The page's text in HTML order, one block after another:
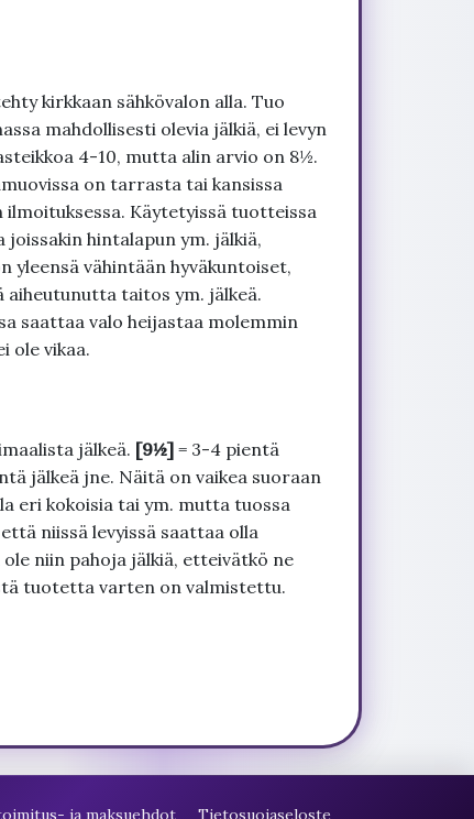
kirkkaan sähkövalon alla. Tuo
mahdollisesti olevia jälkiä, ei levyn
4-10, mutta alin arvio on 8½.
on tarrasta tai kansissa
Käytetyissä tuotteissa
hintalapun ym. jälkiä,
yleensä vähintään hyväkuntoiset,
taitos ym. jälkeä.
saattaa valo heijastaa molemmin
ole vikaa.
jälkeä. [9½]= 3-4 pientä
jälkeä jne. Näitä on vaikea suoraan
eri kokoisia tai ym. mutta tuossa
niissä levyissä saattaa olla
niin pahoja jälkiä, etteivätkö ne
tuotetta varten on valmistettu.
ja maksuehdot Tietosuojaseloste